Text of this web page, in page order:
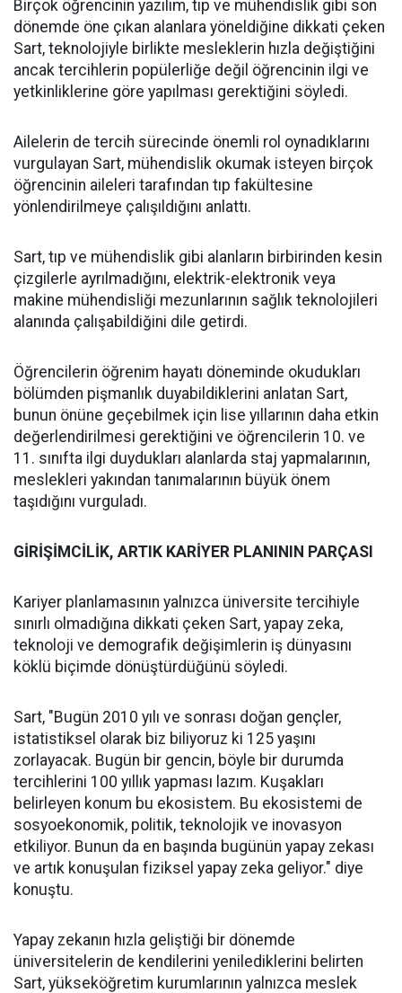
Birçok öğrencinin yazılım, tıp ve mühendislik gibi son
dönemde öne çıkan alanlara yöneldiğine dikkati çeken
Sart, teknolojiyle birlikte mesleklerin hızla değiştiğini
ancak tercihlerin popülerliğe değil öğrencinin ilgi ve
yetkinliklerine göre yapılması gerektiğini söyledi.
Ailelerin de tercih sürecinde önemli rol oynadıklarını
vurgulayan Sart, mühendislik okumak isteyen birçok
öğrencinin aileleri tarafından tıp fakültesine
yönlendirilmeye çalışıldığını anlattı.
Sart, tıp ve mühendislik gibi alanların birbirinden kesin
çizgilerle ayrılmadığını, elektrik-elektronik veya
makine mühendisliği mezunlarının sağlık teknolojileri
alanında çalışabildiğini dile getirdi.
Öğrencilerin öğrenim hayatı döneminde okudukları
bölümden pişmanlık duyabildiklerini anlatan Sart,
bunun önüne geçebilmek için lise yıllarının daha etkin
değerlendirilmesi gerektiğini ve öğrencilerin 10. ve
11. sınıfta ilgi duydukları alanlarda staj yapmalarının,
meslekleri yakından tanımalarının büyük önem
taşıdığını vurguladı.
GİRİŞİMCİLİK, ARTIK KARİYER PLANININ PARÇASI
Kariyer planlamasının yalnızca üniversite tercihiyle
sınırlı olmadığına dikkati çeken Sart, yapay zeka,
teknoloji ve demografik değişimlerin iş dünyasını
köklü biçimde dönüştürdüğünü söyledi.
Sart, "Bugün 2010 yılı ve sonrası doğan gençler,
istatistiksel olarak biz biliyoruz ki 125 yaşını
zorlayacak. Bugün bir gencin, böyle bir durumda
tercihlerini 100 yıllık yapması lazım. Kuşakları
belirleyen konum bu ekosistem. Bu ekosistemi de
sosyoekonomik, politik, teknolojik ve inovasyon
etkiliyor. Bunun da en başında bugünün yapay zekası
ve artık konuşulan fiziksel yapay zeka geliyor." diye
konuştu.
Yapay zekanın hızla geliştiği bir dönemde
üniversitelerin de kendilerini yenilediklerini belirten
Sart, yükseköğretim kurumlarının yalnızca meslek